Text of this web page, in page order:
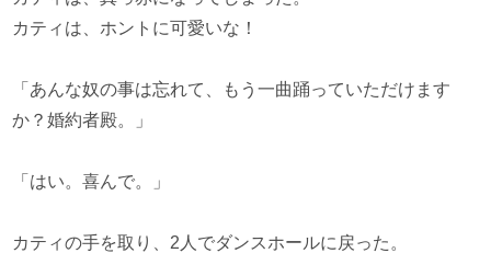
カティは、ホントに可愛いな！
「あんな奴の事は忘れて、もう一曲踊っていただけます
か？婚約者殿。」
「はい。喜んで。」
カティの手を取り、2人でダンスホールに戻った。